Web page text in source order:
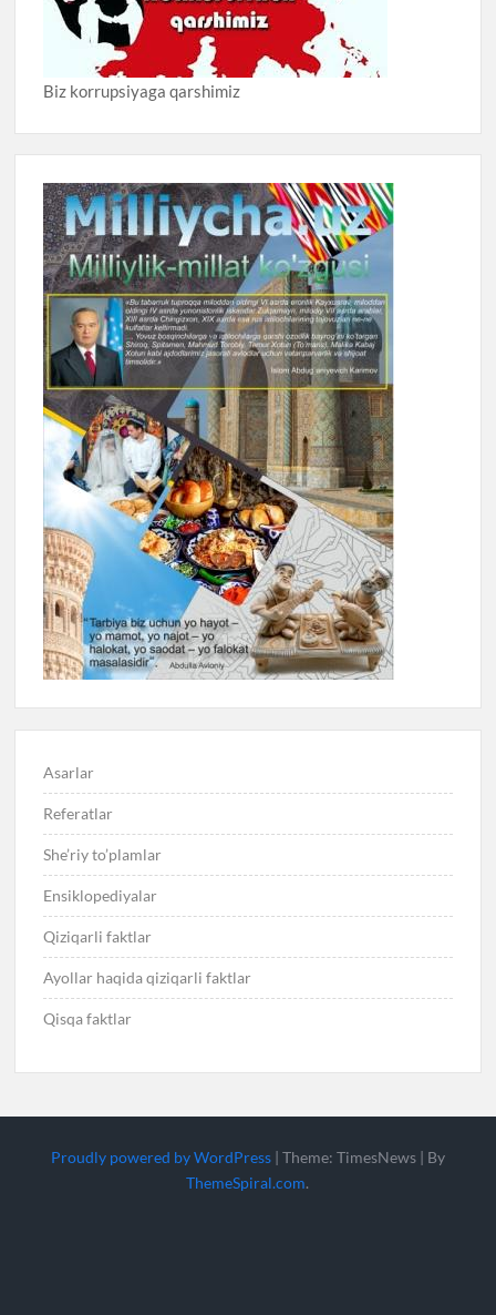
Biz korrupsiyaga qarshimiz
Asarlar
Referatlar
She’riy to’plamlar
Ensiklopediyalar
Qiziqarli faktlar
Ayollar haqida qiziqarli faktlar
Qisqa faktlar
Proudly powered by WordPress | Theme: TimesNews | By
ThemeSpiral.com.